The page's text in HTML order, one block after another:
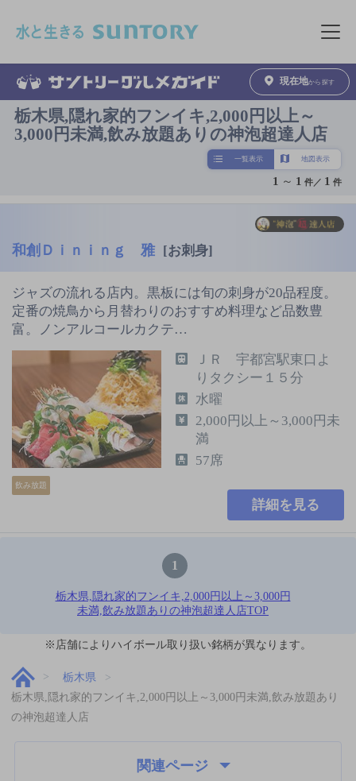
メニュ
現在地から探す
栃木県,隠れ家的フンイキ,2,000円以上～
3,000円未満,飲み放題ありの神泡超達人店
一覧表示 地図表示
1 ～ 1 件／ 1 件
和創Ｄｉｎｉｎｇ 雅 [お刺身]
ジャズの流れる店内。黒板には旬の刺身が20品程度。
定番の焼鳥から月替わりのおすすめ料理など品数豊
富。ノンアルコールカクテ…
飲み放題
ＪＲ 宇都宮駅東口よ
りタクシー１５分
水曜
2,000円以上～3,000円未
満
57席
詳細を見る
1
栃木県,隠れ家的フンイキ,2,000円以上～3,000円
未満,飲み放題ありの神泡超達人店TOP
※店舗によりハイボール取り扱い銘柄が異なります。
栃木県
栃木県,隠れ家的フンイキ,2,000円以上～3,000円未満,飲み放題あり
の神泡超達人店
関連ページ